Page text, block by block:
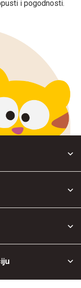
i pogodnosti.